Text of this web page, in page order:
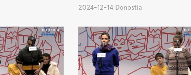
2024-12-14 Donostia